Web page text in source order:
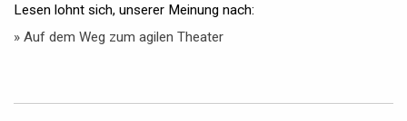
Lesen lohnt sich, unserer Meinung nach:
» Auf dem Weg zum agilen Theater